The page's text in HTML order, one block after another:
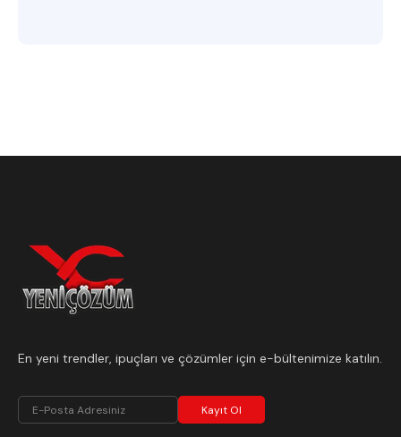
En yeni trendler, ipuçları ve çözümler için e-bültenimize katılın.
Kayıt Ol